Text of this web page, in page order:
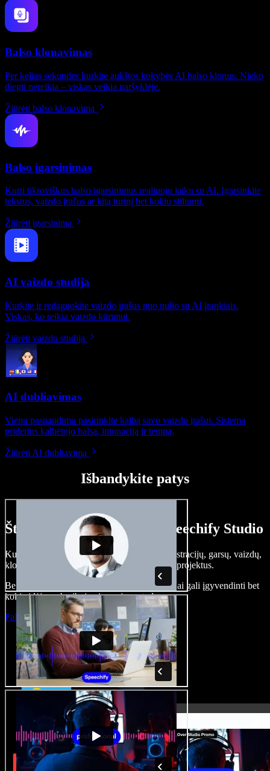
Balso klonavimas
Per kelias sekundes kurkite aukštos kokybės AI balso klonus. Nieko
diegti nereikia – viskas veikia naršyklėje.
Žiūrėti balso klonavimą
Balso įgarsinimas
Kurti tikroviškus balso įgarsinimus realiuoju laiku su AI. Įgarsinkite
tekstus, vaizdo įrašus ar kitą turinį bet kokiu stiliumi.
Žiūrėti įgarsinimą
AI vaizdo studija
Kurkite ir redaguokite vaizdo įrašus nuo nulio su AI įrankiais.
Viskas, ko reikia vaizdo kūrimui.
Žiūrėti vaizdo studiją
AI dubliavimas
Vienu paspaudimu pasirinkite kalbą savo vaizdo įrašui. Sistema
priderins kalbėtojo balsą, intonaciją ir tempą.
Žiūrėti AI dubliavimą
Išbandykite patys
Štai ką galite nuveikti su Speechify Studio
Kurkite įgarsinimus, pridėkite nemokamų iliustracijų, garsų, vaizdų,
klonuokite balsą – kurkite pilnus, įspūdingus projektus.
Be jokių mokymų ir viskas naršyklėje – kūrėjai gali įgyvendinti bet
kokią idėją, neberibojami senųjų metodų.
Paleisti studiją